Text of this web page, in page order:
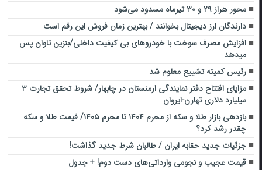
محور هراز ۲۹ و ۳۰ تیرماه مسدود می‌شود
دارندگان ارز دیجیتال بخوانند / بهترین زمان فروش این رقم است
افزایش مصرف سوخت با خودروهای بی کیفیت داخلی/بنزین تاوان پس
میدهد
رئیس کمیته تشییع معلوم شد
مزایای افتتاح دفتر نمایندگی ارمنستان در چابهار/ شروط تحقق تجارت ۳
میلیارد دلاری تهارن-ایروان
بازدهی بازار طلا و سکه از محرم ۱۴۰۴ تا محرم ۱۴۰۵/ قیمت طلا و سکه
چقدر رشد کرد؟
جزئیات جدید حقابه ایران / طالبان شرط جدید گذاشت!
قیمت عجیب و نجومی وارداتی‌های دست دوم! + جدول